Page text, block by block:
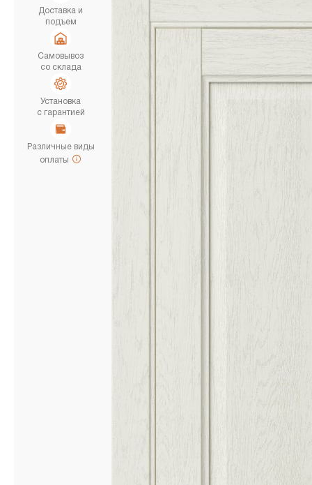
Доставка и
подъем
Самовывоз
со склада
Установка
с гарантией
Различные виды
оплаты